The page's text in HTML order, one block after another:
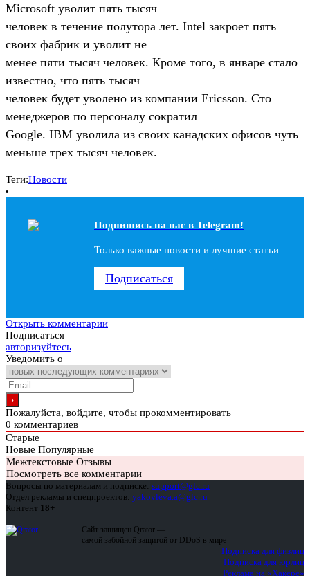
Microsoft уволит пять тысяч
человек в течение полутора лет. Intel закроет пять
своих фабрик и уволит не
менее пяти тысяч человек. Кроме того, в январе стало
известно, что пять тысяч
человек будет уволено из компании Ericsson. Сто
менеджеров по персоналу сократил
Google. IBM уволила из своих канадских офисов чуть
меньше трех тысяч человек.
Теги:Новости
Подпишись на наc в Telegram!
Только важные новости и лучшие статьи
Подписаться
Открыть комментарии
Подписаться
авторизуйтесь
Уведомить о
Пожалуйста, войдите, чтобы прокомментировать
0 комментариев
Старые
Новые Популярные
Межтекстовые Отзывы
Посмотреть все комментарии
Вопросы по материалам и подписке: support@glc.ru
Отдел рекламы и спецпроектов: yakovleva.a@glc.ru
Контент 18+
Сайт защищен Qrator —
самой забойной защитой от DDoS в мире
Подписка для физлиц
Подписка для юрлиц
Реклама на «Хакере»